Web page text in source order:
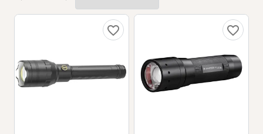
la lampe de poche 9 LEDS, la lampe Philips Everyday ou la
lampe torche indestructible IP67, complètent la sélection
pour les usages quotidiens et les dépannages, à la maison
comme en extérieur, par tous les temps et saisons.
favorite_border favorite_border